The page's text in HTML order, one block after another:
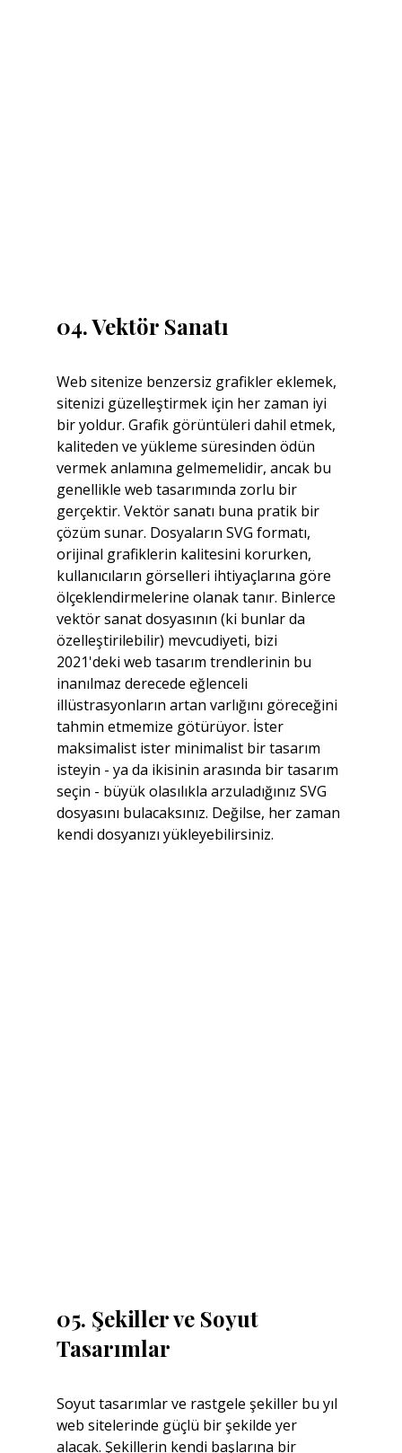
04. Vektör Sanatı
Web sitenize benzersiz grafikler eklemek,
sitenizi güzelleştirmek için her zaman iyi
bir yoldur. Grafik görüntüleri dahil etmek,
kaliteden ve yükleme süresinden ödün
vermek anlamına gelmemelidir, ancak bu
genellikle web tasarımında zorlu bir
gerçektir. Vektör sanatı buna pratik bir
çözüm sunar. Dosyaların SVG formatı,
orijinal grafiklerin kalitesini korurken,
kullanıcıların görselleri ihtiyaçlarına göre
ölçeklendirmelerine olanak tanır. Binlerce
vektör sanat dosyasının (ki bunlar da
özelleştirilebilir) mevcudiyeti, bizi
2021'deki web tasarım trendlerinin bu
inanılmaz derecede eğlenceli
illüstrasyonların artan varlığını göreceğini
tahmin etmemize götürüyor. İster
maksimalist ister minimalist bir tasarım
isteyin - ya da ikisinin arasında bir tasarım
seçin - büyük olasılıkla arzuladığınız SVG
dosyasını bulacaksınız. Değilse, her zaman
kendi dosyanızı yükleyebilirsiniz.
05. Şekiller ve Soyut
Tasarımlar
Soyut tasarımlar ve rastgele şekiller bu yıl
web sitelerinde güçlü bir şekilde yer
alacak. Şekillerin kendi başlarına bir